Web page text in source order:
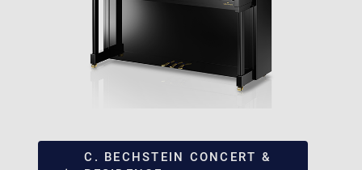
C. BECHSTEIN CONCERT &